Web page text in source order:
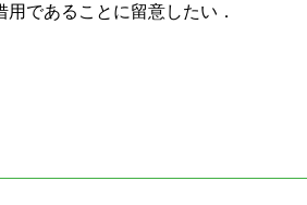
であることに留意したい．